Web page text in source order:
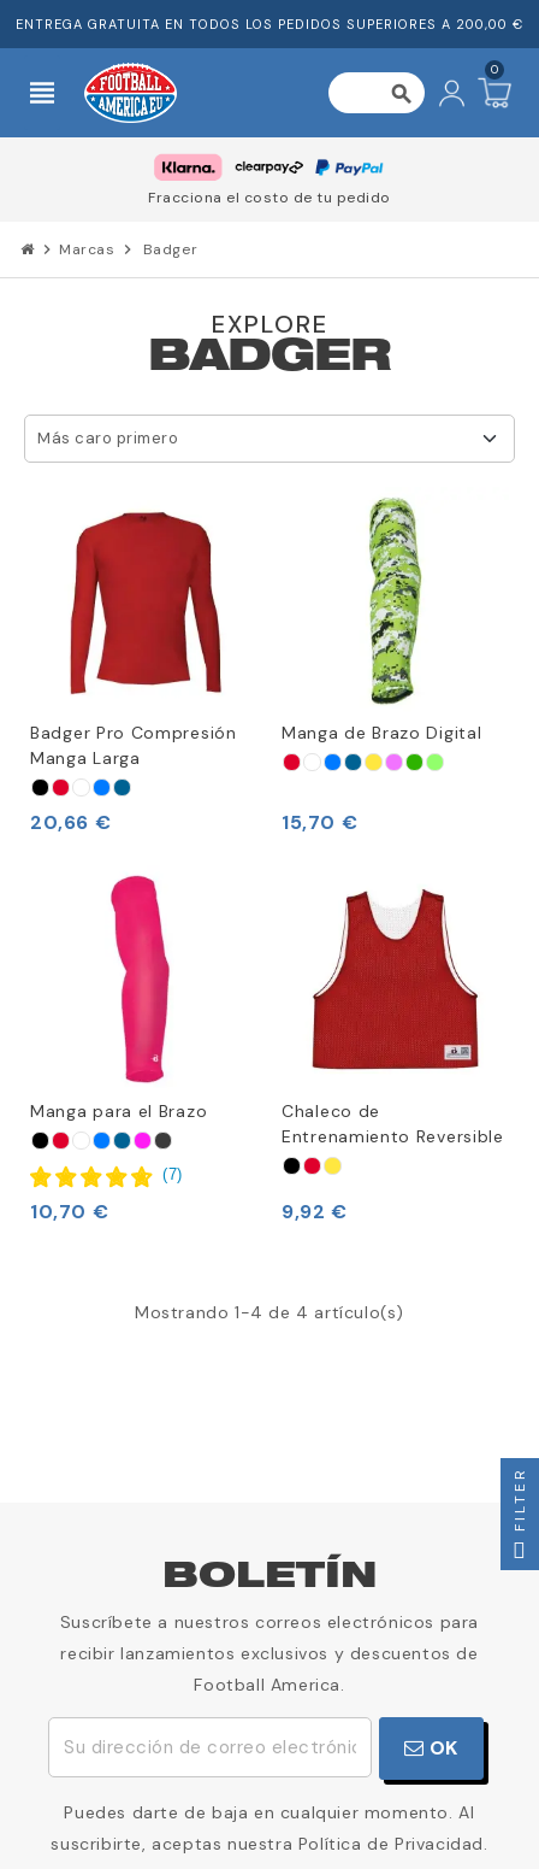
ENTREGA GRATUITA EN TODOS LOS PEDIDOS SUPERIORES A 200,00 €
view_headline search
0
Fracciona el costo de tu pedido
chevron_right Marcas chevron_right Badger
EXPLORE
BADGER
Más caro primero
Badger Pro Compresión
Manga Larga
20,66 €
Manga de Brazo Digital
15,70 €
Manga para el Brazo
(7)
10,70 €
Chaleco de
Entrenamiento Reversible
9,92 €
Mostrando 1-4 de 4 artículo(s)
BOLETÍN
Suscríbete a nuestros correos electrónicos para
recibir lanzamientos exclusivos y descuentos de
Football America.
OK
Puedes darte de baja en cualquier momento. Al
suscribirte, aceptas nuestra Política de Privacidad.
FILTER